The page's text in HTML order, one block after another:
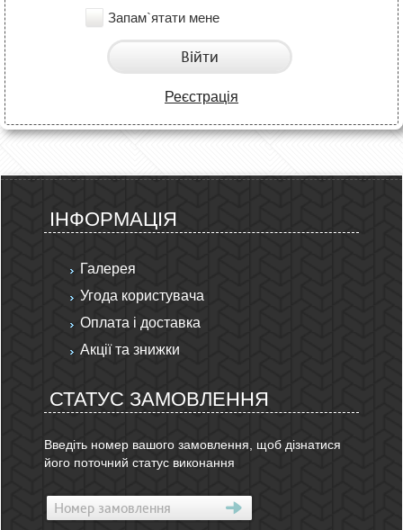
Запам`ятати мене
Війти
Реєстрація
ІНФОРМАЦІЯ
Галерея
Угода користувача
Оплата і доставка
Акції та знижки
СТАТУС ЗАМОВЛЕННЯ
Введіть номер вашого замовлення, щоб дізнатися
його поточний статус виконання